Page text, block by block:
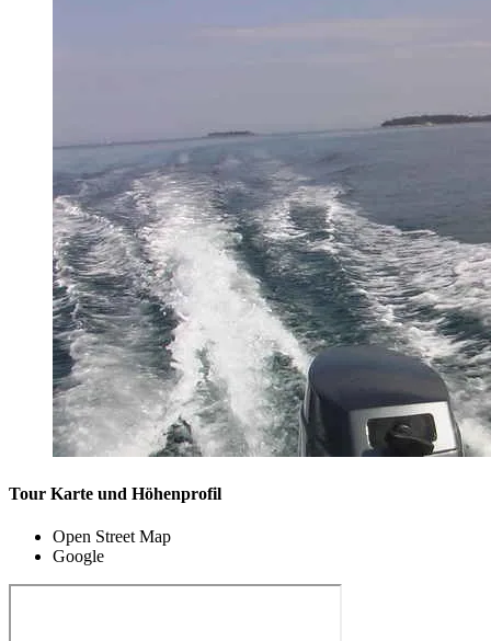
Tour Karte und Höhenprofil
Open Street Map
Google